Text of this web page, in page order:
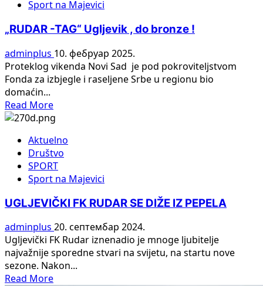
ИМА
У
БиХ
НОСИОЦА
ЦРНОГ
ПОЈАСА
ДАН
Sport na Majevici
„RUDAR -TAG“ Ugljevik , do bronze !
adminplus 10. фебруар 2025.
Proteklog vikenda Novi Sad je pod pokroviteljstvom
Fonda za izbjegle i raseljene Srbe u regionu bio
domaćin...
Read MoreRead
more
„RUDAR
-
TAG“
Ugljevik
,
do
bronze
!
Aktuelno
Društvo
SPORT
Sport na Majevici
UGLJEVIČKI FK RUDAR SE DIŽE IZ PEPELA
adminplus 20. септембар 2024.
Ugljevički FK Rudar iznenadio je mnoge ljubitelje
najvažnije sporedne stvari na svijetu, na startu nove
sezone. Nakon...
Read MoreRead